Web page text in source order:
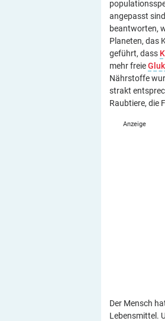
angepasst
beantworten,
Planeten, das
geführt, dass
mehr freie
Nährstoffe
strakt
Raubtiere, die
Der Mensch
Lebensmittel.